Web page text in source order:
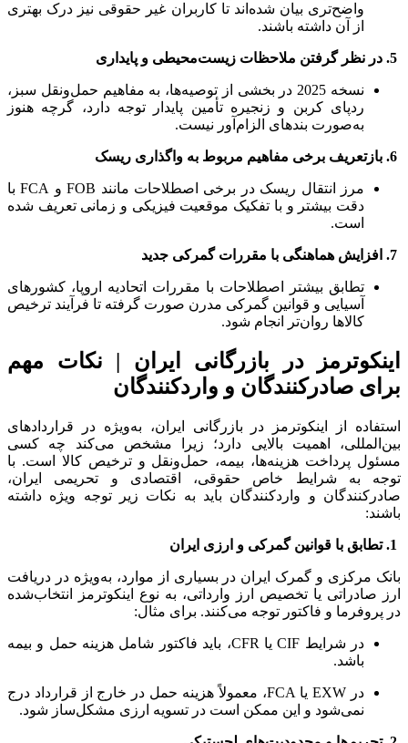
واضح‌تری بیان شده‌اند تا کاربران غیر حقوقی نیز درک بهتری
از آن داشته باشند.
نسخه 2025 در بخشی از توصیه‌ها، به مفاهیم حمل‌ونقل سبز،
ردپای کربن و زنجیره تأمین پایدار توجه دارد، گرچه هنوز
به‌صورت بندهای الزام‌آور نیست.
مرز انتقال ریسک در برخی اصطلاحات مانند FOB و FCA با
دقت بیشتر و با تفکیک موقعیت فیزیکی و زمانی تعریف شده
است.
تطابق بیشتر اصطلاحات با مقررات اتحادیه اروپا، کشورهای
آسیایی و قوانین گمرکی مدرن صورت گرفته تا فرآیند ترخیص
کالاها روان‌تر انجام شود.
اینکوترمز در بازرگانی ایران | نکات مهم
برای صادرکنندگان و واردکنندگان
استفاده از اینکوترمز در بازرگانی ایران، به‌ویژه در قراردادهای
بین‌المللی، اهمیت بالایی دارد؛ زیرا مشخص می‌کند چه کسی
مسئول پرداخت هزینه‌ها، بیمه، حمل‌ونقل و ترخیص کالا است. با
توجه به شرایط خاص حقوقی، اقتصادی و تحریمی ایران،
صادرکنندگان و واردکنندگان باید به نکات زیر توجه ویژه داشته
باشند:
بانک مرکزی و گمرک ایران در بسیاری از موارد، به‌ویژه در دریافت
ارز صادراتی یا تخصیص ارز وارداتی، به نوع اینکوترمز انتخاب‌شده
در پروفرما و فاکتور توجه می‌کنند. برای مثال:
در شرایط CIF یا CFR، باید فاکتور شامل هزینه حمل و بیمه
باشد.
در EXW یا FCA، معمولاً هزینه حمل در خارج از قرارداد درج
نمی‌شود و این ممکن است در تسویه ارزی مشکل‌ساز شود.